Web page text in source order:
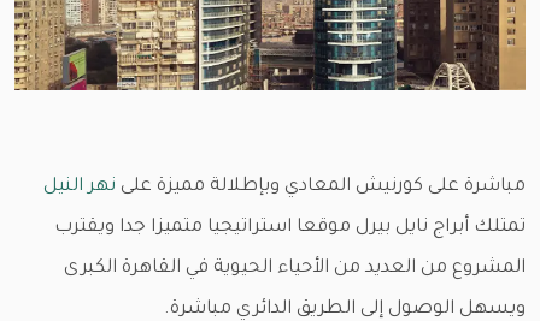
مباشرة على كورنيش المعادي وبإطلالة مميزة على نهر النيل
تمتلك أبراج نايل بيرل موقعا استراتيجيا متميزا جدا ويقترب
المشروع من العديد من الأحياء الحيوية في القاهرة الكبرى
ويسهل الوصول إلى الطريق الدائري مباشرة.